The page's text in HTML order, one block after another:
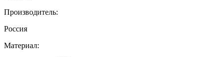
Производитель:
Россия
Материал: